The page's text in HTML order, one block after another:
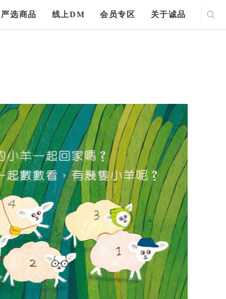
严选商品 线上DM 会员专区 关于诚品